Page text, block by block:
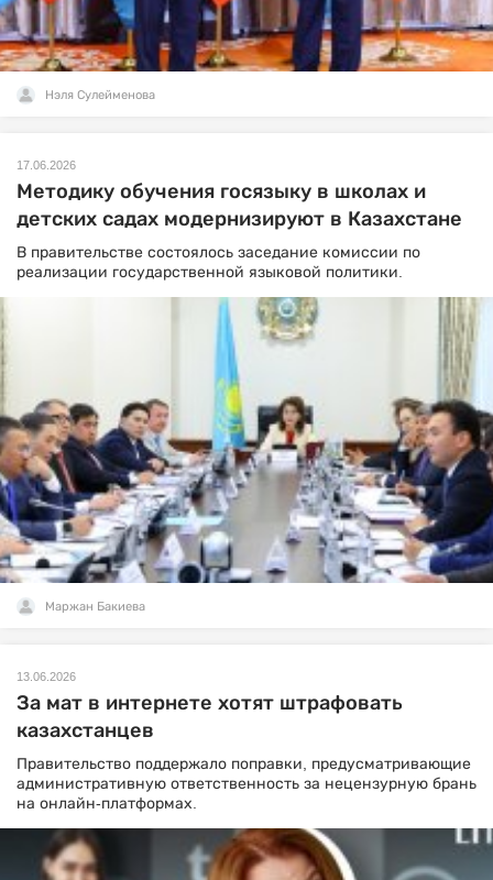
Нэля Сулейменова
17.06.2026
Методику обучения госязыку в школах и
детских садах модернизируют в Казахстане
В правительстве состоялось заседание комиссии по
реализации государственной языковой политики.
Маржан Бакиева
13.06.2026
За мат в интернете хотят штрафовать
казахстанцев
Правительство поддержало поправки, предусматривающие
административную ответственность за нецензурную брань
на онлайн-платформах.